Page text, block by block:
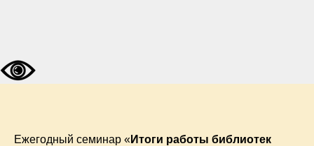
Ежегодный семинар «Итоги работы библиотек